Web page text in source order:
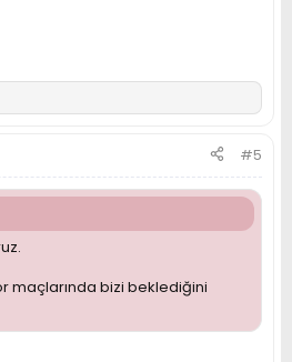
#5
maçlarında bizi beklediğini